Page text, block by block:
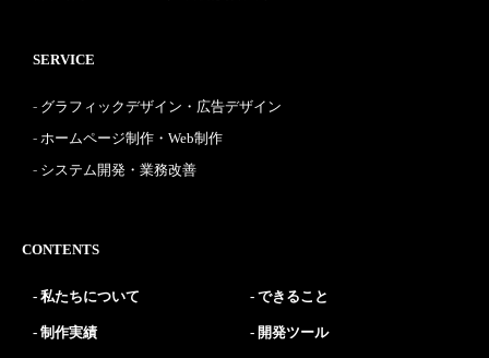
SERVICE
グラフィックデザイン・広告デザイン
ホームページ制作・Web制作
システム開発・業務改善
CONTENTS
私たちについて できること
制作実績 開発ツール